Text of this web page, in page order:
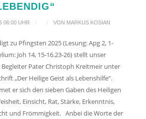
06:00 UHR / / VON MARKUS KOSIAN
zu Pfingsten 2025 (Lesung: Apg 2, 1-
Joh 14, 15-16.23-26) stellt unser
Begleiter Pater Christoph Kreitmeir unter
„Der Heilige Geist als Lebenshilfe“.
er sich den sieben Gaben des Heiligen
Einsicht, Rat, Stärke, Erkenntnis,
und Frömmigkeit. Anbei die Worte der